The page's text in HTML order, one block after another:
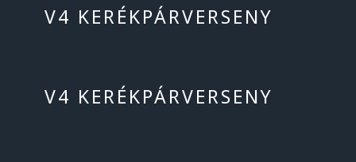
V4 KERÉKPÁRVERSENY
V4 KERÉKPÁRVERSENY